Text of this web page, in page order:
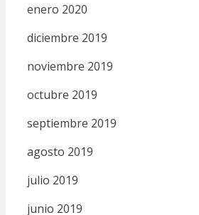
enero 2020
diciembre 2019
noviembre 2019
octubre 2019
septiembre 2019
agosto 2019
julio 2019
junio 2019